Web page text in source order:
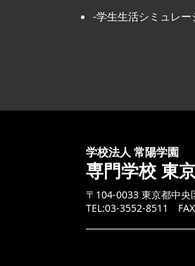
-学生生活シミュレー
学校法人 常陽学園
専門学校 東
〒104-0033 東京都中央
TEL:03-3552-8511